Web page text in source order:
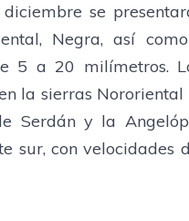
se
Negra, así
5 a 20 milímetros.
la sierras
Serdán y la
sur, con